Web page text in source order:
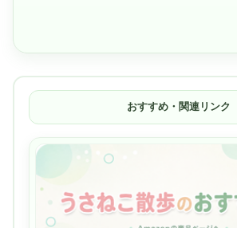
おすすめ・関連リンク